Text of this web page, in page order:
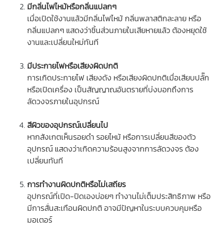
มีกลิ่นไฟไหม้หรือกลิ่นแปลกๆ
เมื่อเปิดใช้งานแล้วมีกลิ่นไฟไหม้ กลิ่นพลาสติกละลาย หรือ
กลิ่นแปลกๆ แสดงว่าชิ้นส่วนภายในเสียหายแล้ว ต้องหยุดใช้
งานและเปลี่ยนใหม่ทันที
มีประกายไฟหรือเสียงผิดปกติ
การเกิดประกายไฟ เสียงดัง หรือเสียงผิดปกติเมื่อเสียบปลั๊ก
หรือเปิดเครื่อง เป็นสัญญาณอันตรายที่บ่งบอกถึงการ
ลัดวงจรภายในอุปกรณ์
สีผิวของอุปกรณ์เปลี่ยนไป
หากสังเกตเห็นรอยดำ รอยไหม้ หรือการเปลี่ยนสีของตัว
อุปกรณ์ แสดงว่าเกิดความร้อนสูงจากการลัดวงจร ต้อง
เปลี่ยนทันที
การทำงานผิดปกติหรือไม่เสถียร
อุปกรณ์ที่เปิด-ปิดเองบ่อยๆ ทำงานไม่เต็มประสิทธิภาพ หรือ
มีการสั่นสะเทือนผิดปกติ อาจมีปัญหาในระบบควบคุมหรือ
มอเตอร์